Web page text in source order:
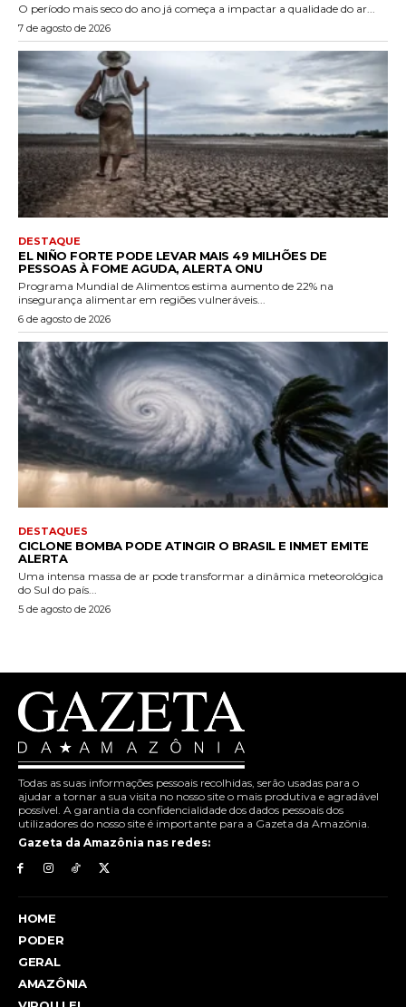
O período mais seco do ano já começa a impactar a qualidade do ar...
7 de agosto de 2026
DESTAQUE
EL NIÑO FORTE PODE LEVAR MAIS 49 MILHÕES DE
PESSOAS À FOME AGUDA, ALERTA ONU
Programa Mundial de Alimentos estima aumento de 22% na
insegurança alimentar em regiões vulneráveis...
6 de agosto de 2026
DESTAQUES
CICLONE BOMBA PODE ATINGIR O BRASIL E INMET EMITE
ALERTA
Uma intensa massa de ar pode transformar a dinâmica meteorológica
do Sul do país...
5 de agosto de 2026
Todas as suas informações pessoais recolhidas, serão usadas para o
ajudar a tornar a sua visita no nosso site o mais produtiva e agradável
possível. A garantia da confidencialidade dos dados pessoais dos
utilizadores do nosso site é importante para a Gazeta da Amazônia.
Gazeta da Amazônia nas redes:
HOME
PODER
GERAL
AMAZÔNIA